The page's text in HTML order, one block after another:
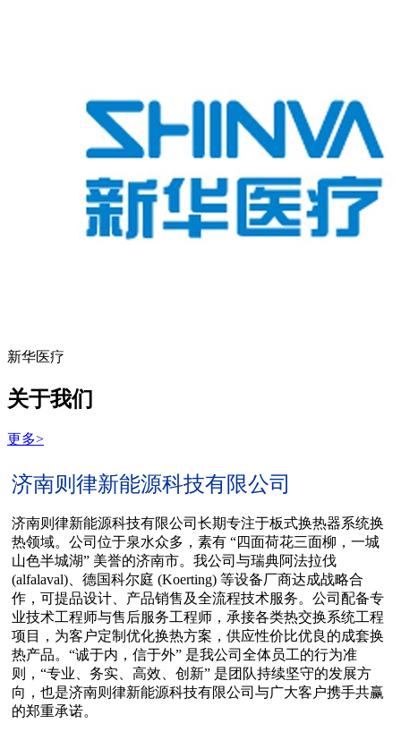
新华医疗
关于我们
更多>
济南则律新能源科技有限公司
济南则律新能源科技有限公司长期专注于板式换热器系统换
热领域。公司位于泉水众多，素有 “四面荷花三面柳，一城
山色半城湖” 美誉的济南市。我公司与瑞典阿法拉伐
(alfalaval)、德国科尔庭 (Koerting) 等设备厂商达成战略合
作，可提品设计、产品销售及全流程技术服务。公司配备专
业技术工程师与售后服务工程师，承接各类热交换系统工程
项目，为客户定制优化换热方案，供应性价比优良的成套换
热产品。“诚于内，信于外” 是我公司全体员工的行为准
则，“专业、务实、高效、创新” 是团队持续坚守的发展方
向，也是济南则律新能源科技有限公司与广大客户携手共赢
的郑重承诺。